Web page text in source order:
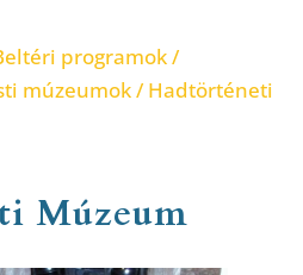
programok/
múzeumok/ Hadtörténeti
Múzeum